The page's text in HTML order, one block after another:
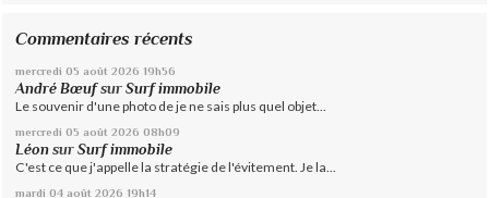
Commentaires récents
mercredi 05 août 2026 19h56
André BœufsurSurf immobile
Le souvenir d'une photo de je ne sais plus quel objet...
mercredi 05 août 2026 08h09
Léon surSurf immobile
C'est ce que j'appelle la stratégie de l'évitement. Je la...
mardi 04 août 2026 19h14